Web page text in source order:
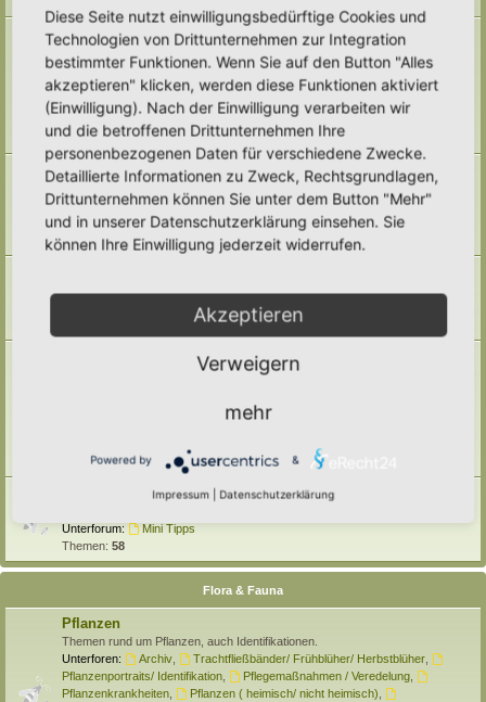
Naturmodule & kleine Biotope
Alles um die Naturmodule, sowie Wald-Themen, Sumpfzonen, Wasserzonen,
wechselfeuchte Gebiete, nährstoffreichere Areale, usw.
Unterforen:
Trockenmauern, Pyramiden , Teiche & Wasserstellen
Sandarien, Reisighaufen & Laubhaufen, Totholz, Käferkeller
Benjeshecke, Sonstige Lebensräume
Archiv
Themen:71
Pufferzone
Hier gehört alles hin, was die Pufferzone in einem Hortus betrifft. Frage,
Antworten, Wissen und Ideen: Her damit!
Unterforum:
Archiv
Themen:29
Themen der Ertragszone finden hier einen Platz.
Kompostieren/ Mulchen/ Dauerhumus,
Themen:247
Selber machen
Unterforum:
Mini Tipps
Themen: 58
Flora & Fauna
Pflanzen
Themen rund um Pflanzen, auch Identifikationen.
Unterforen:
Archiv, Trachtfließbänder/ Frühblüher/ Herbstblüher,
Pflanzenportraits/ Identifikation
Pflegemaßnahmen / Veredelung,
Pflanzenkrankheiten
Pflanzen ( heimisch/ nicht heimisch)
Diese Seite nutzt einwilligungsbedürftige Cookies und
Technologien von Drittunternehmen zur Integration
bestimmter Funktionen. Wenn Sie auf den Button "Alles
akzeptieren" klicken, werden diese Funktionen aktiviert
(Einwilligung). Nach der Einwilligung verarbeiten wir
und die betroffenen Drittunternehmen Ihre
personenbezogenen Daten für verschiedene Zwecke.
Detaillierte Informationen zu Zweck, Rechtsgrundlagen,
Drittunternehmen können Sie unter dem Button "Mehr"
und in unserer Datenschutzerklärung einsehen. Sie
können Ihre Einwilligung jederzeit widerrufen.
Akzeptieren
Verweigern
mehr
Powered by &
Impressum Datenschutzerklärung